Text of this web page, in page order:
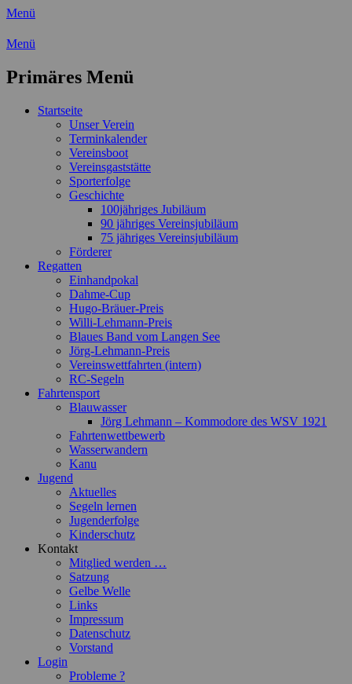
Menü
Wassersport-Verein 1921 e.V.
Freizeit mit der ganzen Familie
Menü
Primäres Menü
Zum
Startseite
Unser Verein
Terminkalender
Vereinsboot
Vereinsgaststätte
Sporterfolge
Geschichte
100jähriges Jubiläum
90 jähriges Vereinsjubiläum
75 jähriges Vereinsjubiläum
Förderer
Regatten
Einhandpokal
Dahme-Cup
Hugo-Bräuer-Preis
Willi-Lehmann-Preis
Blaues Band vom Langen See
Jörg-Lehmann-Preis
Vereinswettfahrten (intern)
RC-Segeln
Fahrtensport
Blauwasser
Jörg Lehmann – Kommodore des WSV 1921
Fahrtenwettbewerb
Wasserwandern
Kanu
Jugend
Aktuelles
Segeln lernen
Jugenderfolge
Kinderschutz
Kontakt
Mitglied werden …
Satzung
Gelbe Welle
Links
Impressum
Datenschutz
Vorstand
Login
Probleme ?